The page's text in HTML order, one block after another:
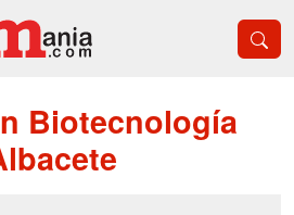
Biotecnología